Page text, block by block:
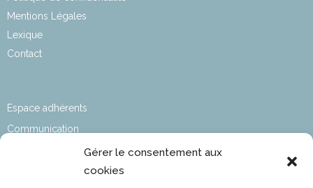
Gérer le consentement aux
cookies
Mentions Légales
Lexique
Contact
Espace adhérents
Communication
Développement durable